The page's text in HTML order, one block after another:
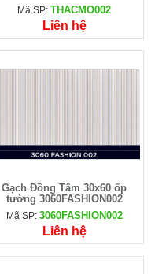
Mã SP:THACMO002
Liên hệ
Gạch Đồng Tâm 30x60 ốp
tường 3060FASHION002
Mã SP: 3060FASHION002
Liên hệ